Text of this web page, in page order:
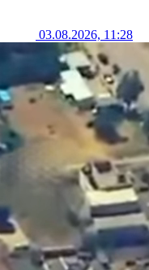
03.08.2026, 11:28